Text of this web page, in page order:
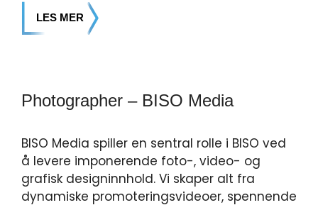
LES MER
Photographer – BISO Media
BISO Media spiller en sentral rolle i BISO ved
å levere imponerende foto-, video- og
grafisk designinnhold. Vi skaper alt fra
dynamiske promoteringsvideoer, spennende